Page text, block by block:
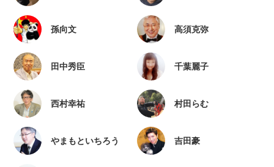
孫向文 高須克弥
田中秀臣 千葉麗子
西村幸祐 村田らむ
やまもといちろう 吉田豪